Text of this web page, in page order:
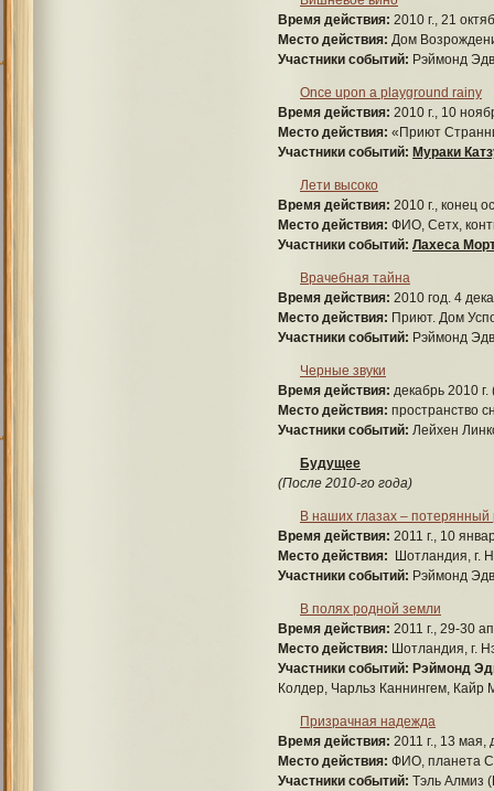
Время действия: 2010 г., 21
Место действия: Дом
Участники событий: Рэймонд
Once upon a playground rainy
Время действия: 2010 г., 10
Место действия: «Приют
Участники событий: Мураки
Лети высоко
Время действия: 2010 г., конец
Место действия: ФИО, Сетх,
Участники событий: Лахеса
Врачебная тайна
Время действия: 2010 год. 4
Место действия: Приют. Дом
Участники событий: Рэймонд
Черные звуки
Время действия: декабрь 2010
Место действия: пространство
Участники событий: Лейхен
Будущее
(После 2010-го года)
В наших глазах – потерянный
Время действия: 2011 г., 10
Место действия: Шотландия, г.
Участники событий: Рэймонд
В полях родной земли
Время действия: 2011 г., 29-30
Место действия: Шотландия, г.
Участники событий: Рэймонд
Колдер, Чарльз Каннингем, Кайр
Призрачная надежда
Время действия: 2011 г., 13 мая,
Место действия: ФИО, планета
Участники событий: Тэль Алмиз